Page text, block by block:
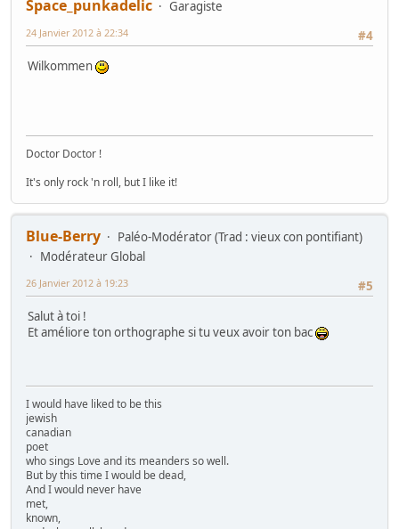
Space_punkadelic
Garagiste
#4
24 Janvier 2012 à 22:34
Wilkommen
Doctor Doctor !
It's only rock 'n roll, but I like it!
Blue-Berry
Paléo-Modérator (Trad : vieux con pontifiant)
Modérateur Global
#5
26 Janvier 2012 à 19:23
Salut à toi !
Et améliore ton orthographe si tu veux avoir ton bac
I would have liked to be this
jewish
canadian
poet
who sings Love and its meanders so well.
But by this time I would be dead,
And I would never have
met,
known,